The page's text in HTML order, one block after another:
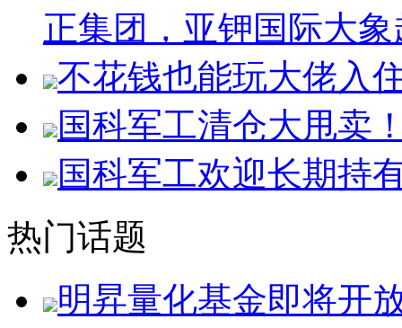
正集团，亚钾国际大象
不花钱也能玩大佬入
国科军工清仓大甩卖
国科军工欢迎长期持
热门话题
明昇量化基金即将开